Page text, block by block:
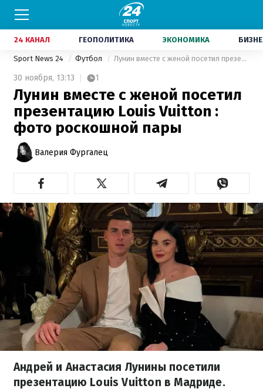
24 КАНАЛ ГЕОПОЛИТИКА ЭКОНОМИКА
Sport News 24 Футбол Лунин вместе с женой посетил презентацию Louis Vuitton : фото роскошной пары
30 ноября, 13:13 1
Лунин вместе с женой посетил
презентацию Louis Vuitton :
фото роскошной пары
Валерия Фургалец
Андрей и Анастасия Лунины посетили
презентацию Louis Vuitton в Мадриде.